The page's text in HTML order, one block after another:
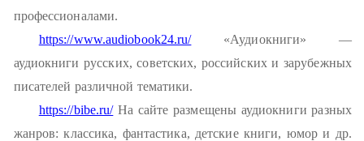
профессионалами.
https://www.audiobook24.ru/«Аудиокниги» —
аудиокниги русских, советских, российских и зарубежных
писателей различной тематики.
https://bibe.ru/На сайте размещены аудиокниги разных
жанров: классика, фантастика, детские книги, юмор и др.